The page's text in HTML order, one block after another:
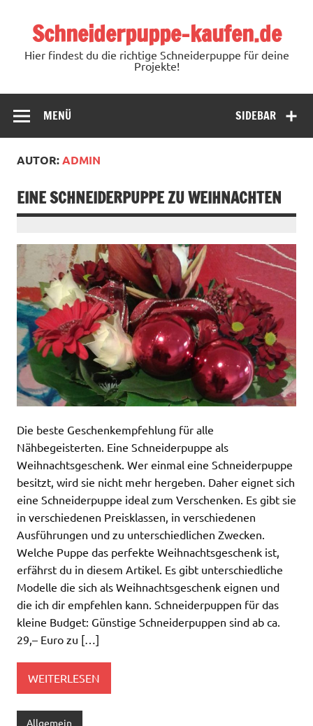
Schneiderpuppe-kaufen.de
Hier findest du die richtige Schneiderpuppe für deine
Projekte!
SIDEBAR
MENÜ
AUTOR:ADMIN
EINE SCHNEIDERPUPPE ZU WEIHNACHTEN
Die beste Geschenkempfehlung für alle
Nähbegeisterten. Eine Schneiderpuppe als
Weihnachtsgeschenk. Wer einmal eine Schneiderpuppe
besitzt, wird sie nicht mehr hergeben. Daher eignet sich
eine Schneiderpuppe ideal zum Verschenken. Es gibt sie
in verschiedenen Preisklassen, in verschiedenen
Ausführungen und zu unterschiedlichen Zwecken.
Welche Puppe das perfekte Weihnachtsgeschenk ist,
erfährst du in diesem Artikel. Es gibt unterschiedliche
Modelle die sich als Weihnachtsgeschenk eignen und
die ich dir empfehlen kann. Schneiderpuppen für das
kleine Budget: Günstige Schneiderpuppen sind ab ca.
29,– Euro zu […]
WEITERLESEN
Allgemein